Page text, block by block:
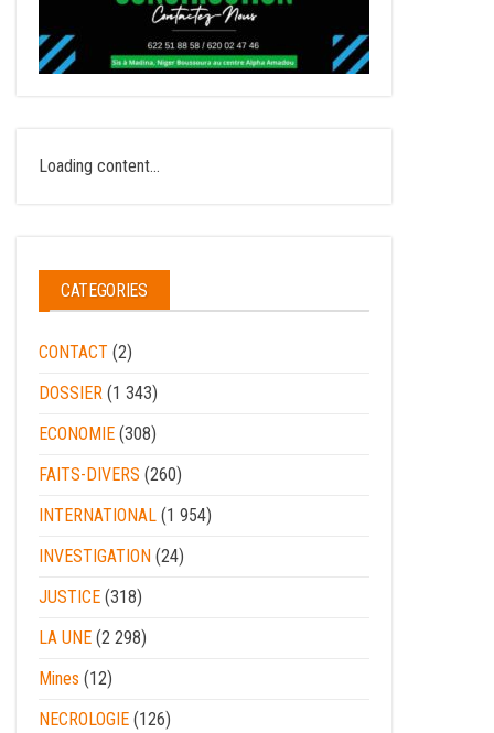
Loading content...
CATEGORIES
CONTACT (2)
DOSSIER (1 343)
ECONOMIE (308)
FAITS-DIVERS (260)
INTERNATIONAL (1 954)
INVESTIGATION (24)
JUSTICE (318)
LA UNE (2 298)
Mines (12)
NECROLOGIE (126)